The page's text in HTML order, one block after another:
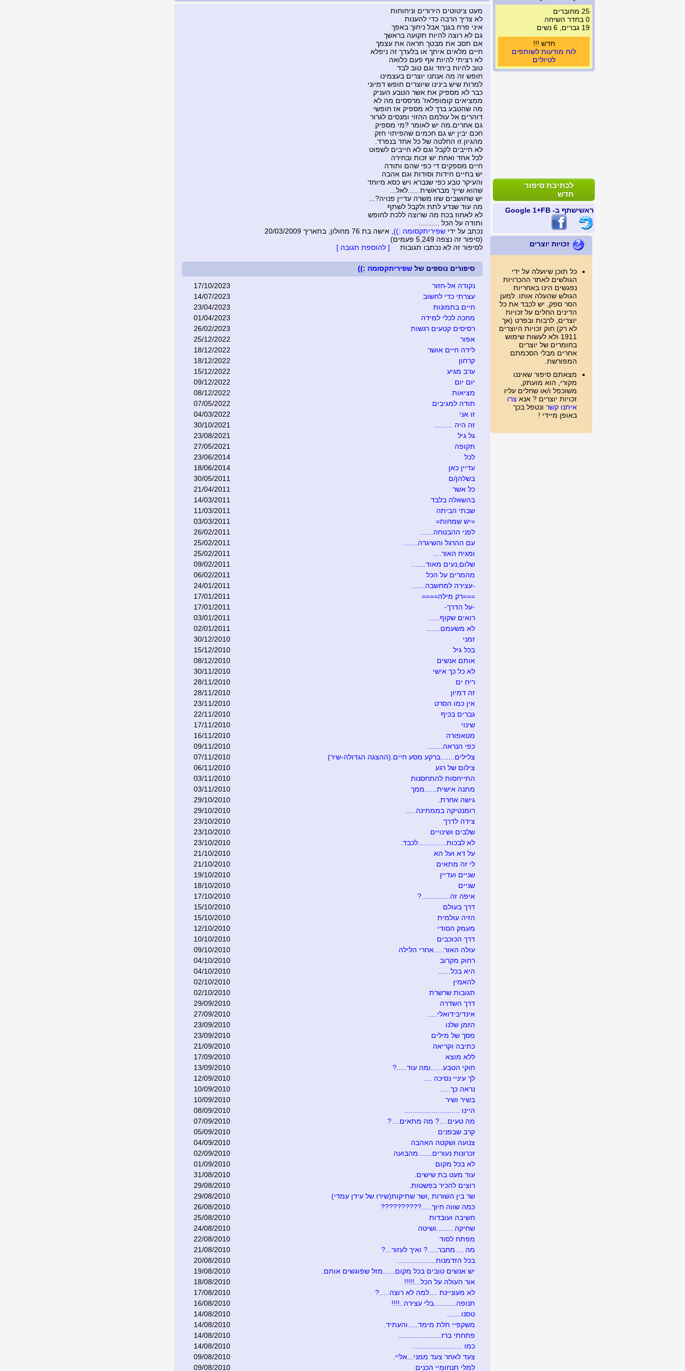
25 מחוברים
0 בחדר השיחה
19 גברים, 6 נשים
חדש !!!
לוח מודעות לשותפים
לטיולים
לכתיבת סיפור
חדש
ראשישתף ב- FB +1 Google
זכויות יוצרים
כל תוכן שיועלה על ידי
הגולשים לאתר ההכרויות
נפגשים הינו באחריות
הגולש שהעלה אותו. למען
הסר ספק, יש לכבד את כל
הדינים החלים על זכויות
יוצרים, לרבות ובפרט (אך
לא רק) חוק זכויות היוצרים
1911 ולא לעשות שימוש
בחומרים של יוצרים
אחרים מבלי הסכמתם
המפורשת.
מצאתם סיפור שאיננו
מקורי, הוא מועתק,
משוכפל ו/או שחלים עליו
זכויות יוצרים ? אנא צרו
איתנו קשר ונטפל בכך
באופן מיידי !
מעט ציטוטים הירורים וניחוחות
לא צריך הרבה כדי להענות
איני פרח בגנך אבל ניחוך באפך
גם לא רוצה להיות תקועה בראשך
אם תסב את מבטך תראה את עצמך
חיים מלאים איתך או בלעדך זה ניפלא
לא רציתי להיות אף פעם כלואה
טוב להיות ביחד וגם טוב לבד
חופש זה מה אנחנו יוצרים בעצמינו
למרות שיש בינינו שיוצרים חופש דמיוני
כבר לא מספיק את אשר הטבע העניק
ממציאים קומופלאז' מרססים מה לא
מה שהטבע ברך לא מספיק אז חופשי
דוהרים אל עולמם ההזוי ומנסים לגרור
גם אחרים.מה יש לאומר ?מי מספיק
חכם יבין יש גם חכמים שהפיתוי חזק
מהגיון.זו החלטה של כל אחד בנפרד.
לא חייבים לקבל וגם לא חייבים לשפוט
לכל אחד ואחת יש זכות ובחירה
חיים מספקים די כפי שהם ותודה
יש בחיים חידות וסודות וגם אהבה
והעיקר טבע כפי שנברא ויש כסא מיוחד
שהוא שייך מבראשית .....לאל...
יש שחושבים שזו משרה עדיין פנויה?...
מה עוד שנדע לתת ולקבל לשתף
לא לאחוז בכח מה שרוצה ללכת לחופש
ותודה על הכל ..........
נכתב על ידי שפיריתקסומה :)) , אישה בת 76 מחולון, בתאריך 20/03/2009
(סיפור זה נצפה 5,249 פעמים)
לסיפור זה לא נכתבו תגובות [ להוספת תגובה ]
סיפורים נוספים של שפיריתקסומה :))
נקודה אל-חזור
17/10/2023
עצרתי כדי לחשוב
14/07/2023
חיים בתמונות
23/04/2023
מחכה לכלי למידה
01/04/2023
רסיסים קטעים רגשות
26/02/2023
אפור
25/12/2022
לידה חיים אושר
18/12/2022
קרחון
18/12/2022
ערב מגיע
15/12/2022
יום יום
09/12/2022
מציאות
08/12/2022
תודה למגיבים
07/05/2022
זו אני
04/03/2022
זה היה .........
30/10/2021
גל גיל
23/08/2021
תקופה
27/05/2021
לכל
23/06/2014
עדיין כאן
18/06/2014
בשלהן/ם
30/05/2011
כל אשר
21/04/2011
בהשאלה בלבד
14/03/2011
שבתי הביתה
11/03/2011
=יש שמחות=
03/03/2011
לפני ההבטחה......
26/02/2011
עם ההרגל והשיגרה.......
25/02/2011
ומגיח האור....
25/02/2011
שלום,נעים מאוד.......
09/02/2011
מהמרים על הכל
06/02/2011
-עצירה למחשבה.......
24/01/2011
===רק מילה====
17/01/2011
-על הדרך-
17/01/2011
רואים שקוף......
03/01/2011
לא משעמם.......
02/01/2011
זמני
30/12/2010
בכל גיל
15/12/2010
אותם אנשים
08/12/2010
לא כל כך אישי
30/11/2010
ריח ים
28/11/2010
זה דמיון
28/11/2010
אין כמו הסרט
23/11/2010
גברים בכיף
22/11/2010
שינוי
17/11/2010
מטאפורה
16/11/2010
כפי הנראה........
09/11/2010
צלילים.......ברקע מסע חיים.(ההצגה הגדולה-שיר)
07/11/2010
צילום של רגע
06/11/2010
התייחסות להתחסנות
03/11/2010
מתנה אישית......ממך
03/11/2010
גישה אחרת.
29/10/2010
רומנטיקה בממתינה.....
29/10/2010
צידה לדרך
23/10/2010
שלבים ושינויים
23/10/2010
לא לבכות..............לכבד.
23/10/2010
על דא ועל הא
21/10/2010
לי זה מתאים
21/10/2010
שניים ועדיין
19/10/2010
שניים
18/10/2010
איפה זה..............?
17/10/2010
דרך בעולם
15/10/2010
הזיה עולמית
15/10/2010
מעמק הסודי
12/10/2010
דרך הכוכבים
10/10/2010
עולה האור.....אחרי הלילה
09/10/2010
רחוק מקרוב
04/10/2010
היא בכל......
04/10/2010
להאמין
02/10/2010
תגובות שרשרת
02/10/2010
דרך השדרה
29/09/2010
אינדיבידואלי.....
27/09/2010
הזמן שלנו
23/09/2010
מסך של מילים
23/09/2010
כתיבה וקריאה
21/09/2010
ללא מוצא
17/09/2010
חוקי הטבע......ומה עוד.....?
13/09/2010
לך עיניי נסיכה ....
12/09/2010
נראה כך.....
10/09/2010
בשיר ושיר
10/09/2010
היינו ...........................
08/09/2010
מה טעים....? מה מתאים....?
07/09/2010
קרב שבפנים
05/09/2010
צנועה ושקטה האהבה
04/09/2010
זכרונות נעורים.......מהבועה
02/09/2010
לא בכל מקום
01/09/2010
עוד מעט בת שישים.
31/08/2010
רוצים להכיר בפשטות.
29/08/2010
שר בין השורות ,ושר שתיקות(שירו של עידן עמדי)
29/08/2010
כמה שווה חיוך.....??????????
26/08/2010
חשיבה ועובדות
25/08/2010
שחיקה ........ושיטה
24/08/2010
מפתח לסוד
22/08/2010
מה ....מחבר.....? ואיך לעזור...?
21/08/2010
בכל הזדמנות...................
20/08/2010
יש אנשים טובים בכל מקום......מזל שפוגשים אותם.
19/08/2010
אור העולה על הכל...!!!!!
18/08/2010
לא מעוניינת ....למה לא רוצה.....?
17/08/2010
תנופה...........בלי עצירה..!!!!
16/08/2010
טסנו.......
14/08/2010
משקפיי תלת מימד.....והעתיד.
14/08/2010
פתחתי ברז.....................
14/08/2010
כמו ........................
14/08/2010
צעד לאחר צעד ממני...אליי.
09/08/2010
למלי תנחומיי הכנים
09/08/2010